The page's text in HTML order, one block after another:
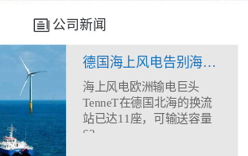
公司新闻
德国海上风电告别海上升压站？换流站“一石二鸟”看来不是痴人说梦
海上风电欧洲输电巨头
TenneT在德国北海的换流
站已达11座，可输送容量
62...